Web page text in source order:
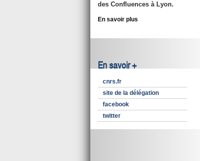
des Confluences à Lyon.
En savoir plus
En savoir +
cnrs.fr
site de la délégation
facebook
twitter